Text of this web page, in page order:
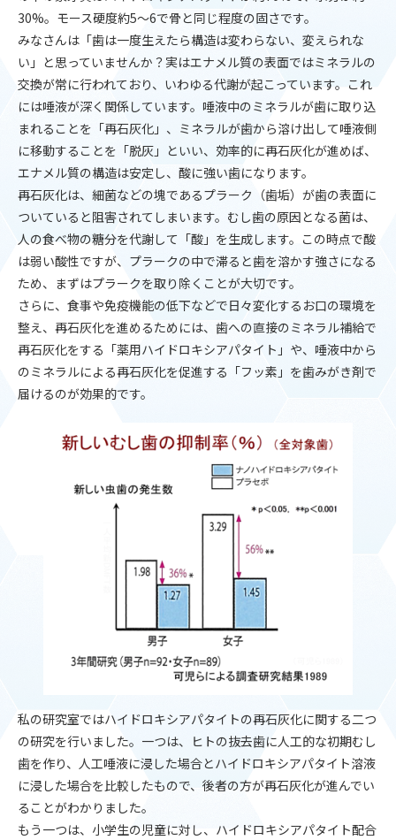
30%。モース硬度約5～6で骨と同じ程度の固さです。
みなさんは「歯は一度生えたら構造は変わらない、変えられな
い」と思っていませんか？実はエナメル質の表面ではミネラルの
交換が常に行われており、いわゆる代謝が起こっています。これ
には唾液が深く関係しています。唾液中のミネラルが歯に取り込
まれることを「再石灰化」、ミネラルが歯から溶け出して唾液側
に移動することを「脱灰」といい、効率的に再石灰化が進めば、
エナメル質の構造は安定し、酸に強い歯になります。
再石灰化は、細菌などの塊であるプラーク（歯垢）が歯の表面に
ついていると阻害されてしまいます。むし歯の原因となる菌は、
人の食べ物の糖分を代謝して「酸」を生成します。この時点で酸
は弱い酸性ですが、プラークの中で滞ると歯を溶かす強さになる
ため、まずはプラークを取り除くことが大切です。
さらに、食事や免疫機能の低下などで日々変化するお口の環境を
整え、再石灰化を進めるためには、歯への直接のミネラル補給で
再石灰化をする「薬用ハイドロキシアパタイト」や、唾液中から
のミネラルによる再石灰化を促進する「フッ素」を歯みがき剤で
届けるのが効果的です。
私の研究室ではハイドロキシアパタイトの再石灰化に関する二つ
の研究を行いました。一つは、ヒトの抜去歯に人工的な初期むし
歯を作り、人工唾液に浸した場合とハイドロキシアパタイト溶液
に浸した場合を比較したもので、後者の方が再石灰化が進んでい
ることがわかりました。
もう一つは、小学生の児童に対し、ハイドロキシアパタイト配合